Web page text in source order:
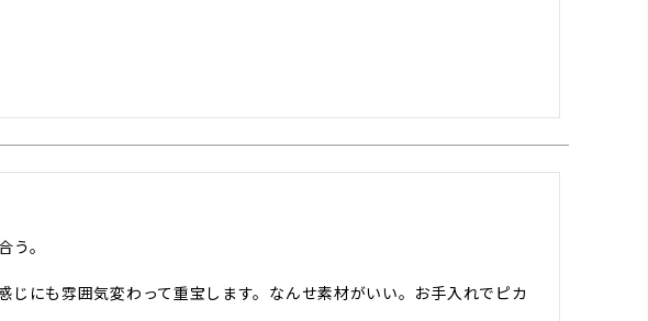
。
じにも雰囲気変わって重宝します。なんせ素材がいい。お手入れでピカ